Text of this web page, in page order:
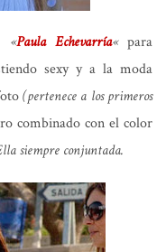
«Paula Echevarría«para
sexy y a la moda
(pertenece a los primeros
combinado con el color
siempre conjuntada.